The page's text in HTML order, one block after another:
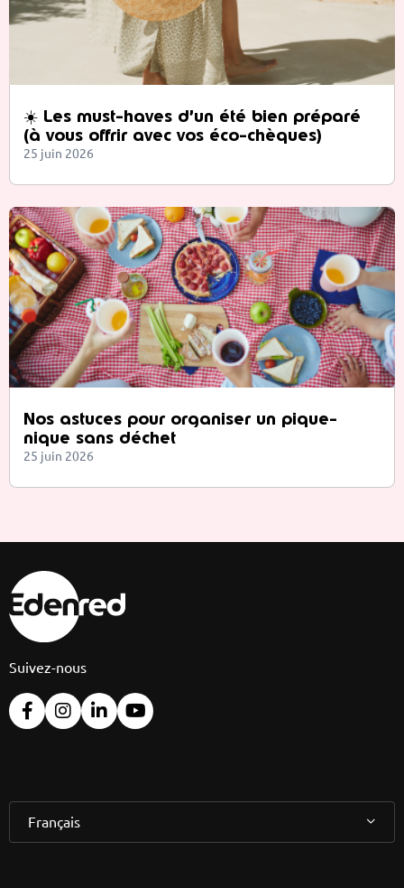
☀️ Les must-haves d’un été bien préparé
(à vous offrir avec vos éco-chèques)
25 juin 2026
Nos astuces pour organiser un pique-
nique sans déchet
25 juin 2026
Suivez-nous
Français